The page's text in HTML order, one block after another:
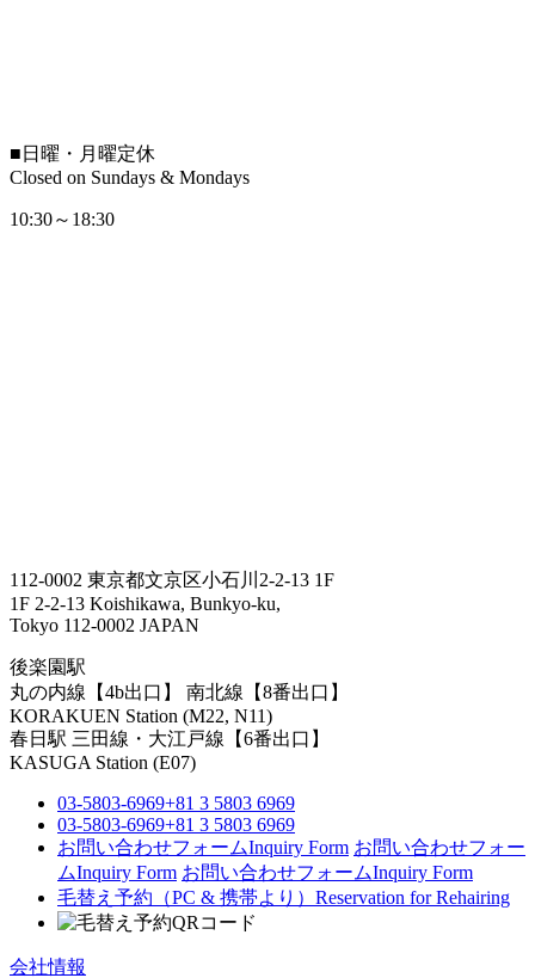
■ 日曜・月曜定休
Closed on Sundays & Mondays
10:30～18:30
112-0002 東京都文京区小石川2-2-13 1F
1F 2-2-13 Koishikawa, Bunkyo-ku,
Tokyo 112-0002 JAPAN
後楽園駅
丸の内線【4b出口】 南北線【8番出口】
KORAKUEN Station (M22, N11)
春日駅 三田線・大江戸線【6番出口】
KASUGA Station (E07)
03-5803-6969+81 3 5803 6969
03-5803-6969+81 3 5803 6969
お問い合わせフォームInquiry Form お問い合わせフォー
ムInquiry Form お問い合わせフォームInquiry Form
毛替え予約（PC & 携帯より） Reservation for Rehairing
会社情報